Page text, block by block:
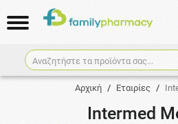
Αναζητήστε τα προϊόντα σας...
Αρχική / Εταιρίες /
Intermed